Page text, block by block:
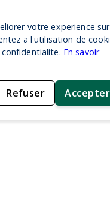
votre experience sur
a l'utilisation de
En savoir
Refuser Accepter